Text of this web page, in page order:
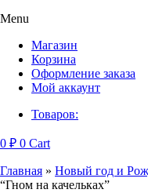
Menu
Магазин
Корзина
Оформление заказа
Мой аккаунт
Товаров:
0 ₽ 0 Cart
Главная » Новый год и
“Гном на качельках”